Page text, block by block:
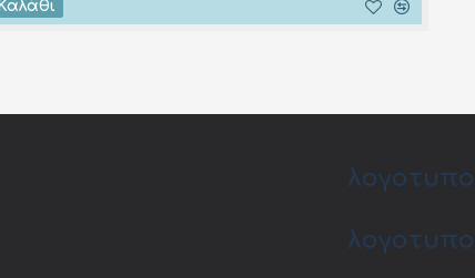
Καλάθι
λογοτυπο
λογοτυπο